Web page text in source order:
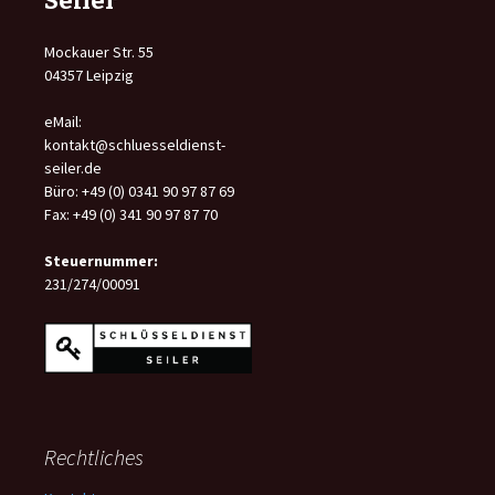
eMail:
seiler.de
Büro: +49 (0) 0341 90 97 87 69
Fax: +49 (0) 341 90 97 87 70
Steuernummer:
Kontakt